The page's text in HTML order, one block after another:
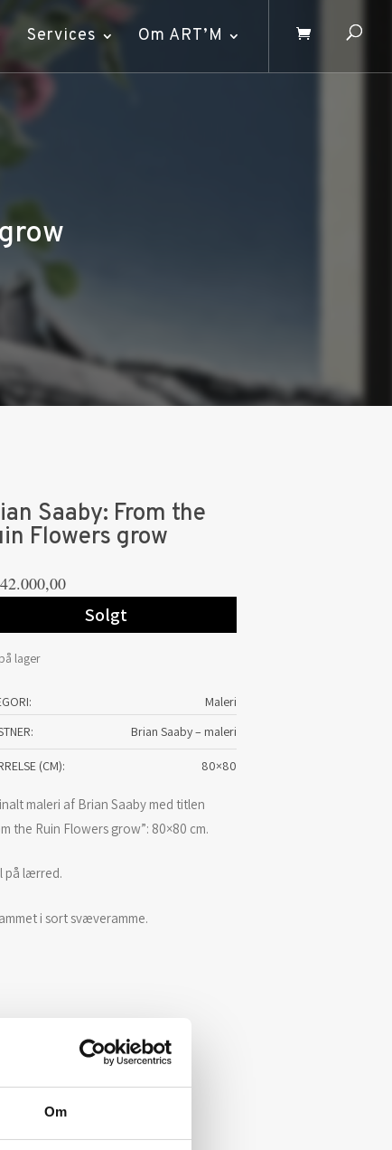
Om
Services Om ART’M
Saaby: From the
Flowers grow
42.000,00
Solgt
lager
Maleri
Brian Saaby – maleri
(CM) 80×80
maleri af Brian Saaby med titlen
the Ruin Flowers grow”: 80×80 cm.
på lærred.
i sort svæveramme.